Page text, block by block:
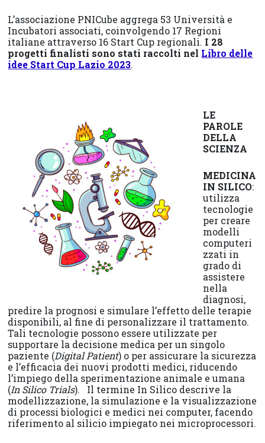
L’associazione PNICube aggrega 53 Università e
Incubatori associati, coinvolgendo 17 Regioni
italiane attraverso 16 Start Cup regionali. I 28
progetti finalisti sono stati raccolti nel Libro delle
idee Start Cup Lazio 2023.
LE
PAROLE
DELLA
SCIENZA
MEDICINA
IN SILICO:
utilizza
tecnologie
per creare
modelli
computeri
zzati in
grado di
assistere
nella
diagnosi,
predire la prognosi e simulare l’effetto delle terapie
disponibili, al fine di personalizzare il trattamento.
Tali tecnologie possono essere utilizzate per
supportare la decisione medica per un singolo
paziente (Digital Patient) o per assicurare la sicurezza
e l’efficacia dei nuovi prodotti medici, riducendo
l’impiego della sperimentazione animale e umana
(In Silico Trials). Il termine In Silico descrive la
modellizzazione, la simulazione e la visualizzazione
di processi biologici e medici nei computer, facendo
riferimento al silicio impiegato nei microprocessori.